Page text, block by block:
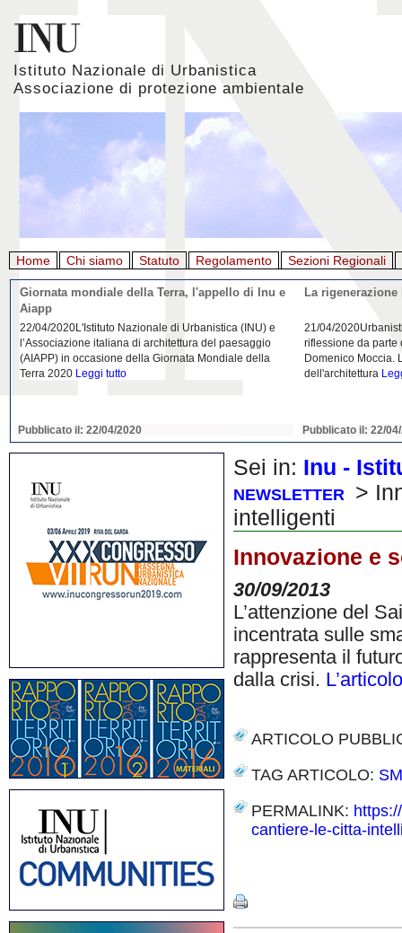
Istituto Nazionale di Urbanistica
Associazione di protezione ambientale
Home Chi siamo Statuto Regolamento Sezioni Regionali
Giornata mondiale della Terra, l'appello di Inu e
Aiapp
22/04/2020L'Istituto Nazionale di Urbanistica (INU) e
l’Associazione italiana di architettura del paesaggio
(AIAPP) in occasione della Giornata Mondiale della
Terra 2020 Leggi tutto
Pubblicato il: 22/04/2020
La
21/04/
riflessione da parte
Domenico Moccia.
dell'architettura
Pubblicato il: 22/
Sei in: Inu -
NEWSLETTER
>
intelligenti
Innovazione e
30/09/2013
L’attenzione del
incentrata sulle
rappresenta il
dalla crisi.
ARTICOLO
TAG ARTICOLO:
PERMALINK:
cantiere-le-citta-